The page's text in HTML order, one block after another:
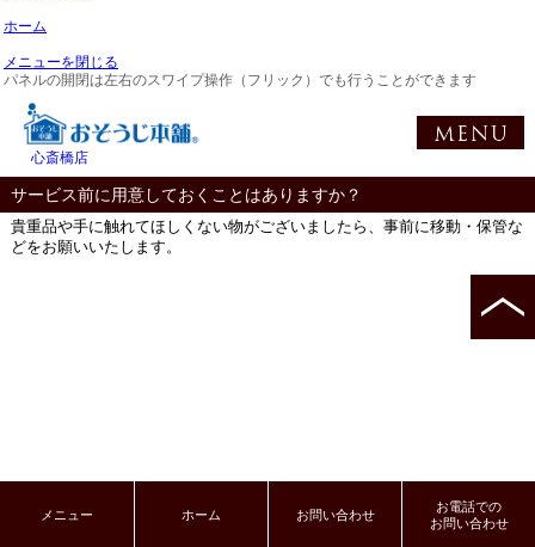
ホーム
メニューを閉じる
パネルの開閉は左右のスワイプ操作（フリック）でも行うことができます
心斎橋店
サービス前に用意しておくことはありますか？
貴重品や手に触れてほしくない物がございましたら、事前に移動・保管な
どをお願いいたします。
メニュー ホーム お問い合わせ
お電話での
お問い合わせ